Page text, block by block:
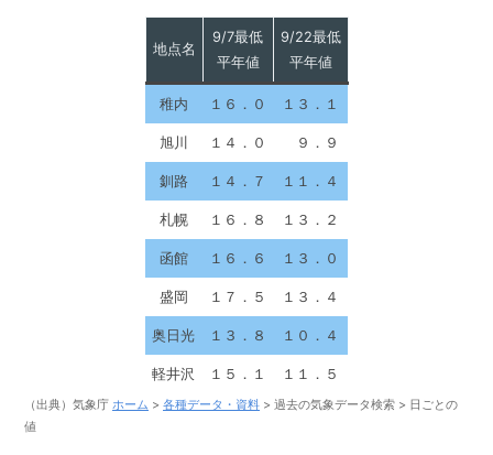
地点名
9/7最低
平年値
9/22最低
平年値
稚内 １６．０ １３．１
旭川 １４．０ ９．９
釧路 １４．７ １１．４
札幌 １６．８ １３．２
函館 １６．６ １３．０
盛岡 １７．５ １３．４
奥日光 １３．８ １０．４
軽井沢 １５．１ １１．５
（出典）気象庁 ホーム > 各種データ・資料 > 過去の気象データ検索 > 日ごとの
値